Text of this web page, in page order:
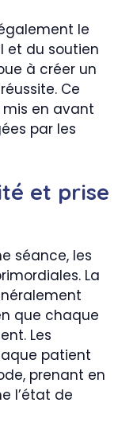
le
et du soutien
à créer un
Ce
en avant
par les
et prise
séance, les
La
que chaque
Les
patient
prenant en
l’état de